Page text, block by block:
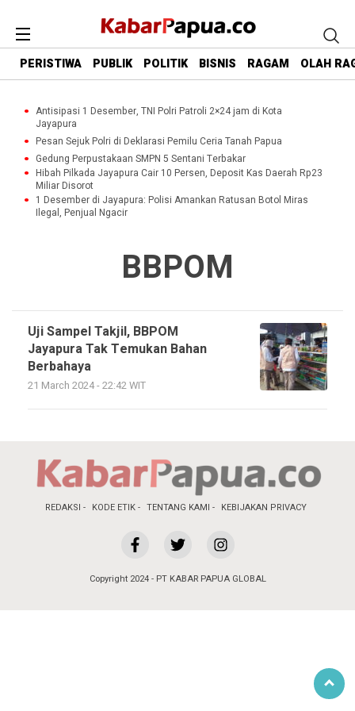
PERISTIWA PUBLIK POLITIK BISNIS RAGAM OLAH
Antisipasi 1 Desember, TNI Polri Patroli 2×24 jam di Kota
Jayapura
Pesan Sejuk Polri di Deklarasi Pemilu Ceria Tanah Papua
Gedung Perpustakaan SMPN 5 Sentani Terbakar
Hibah Pilkada Jayapura Cair 10 Persen, Deposit Kas Daerah Rp23
Miliar Disorot
1 Desember di Jayapura: Polisi Amankan Ratusan Botol Miras
Ilegal, Penjual Ngacir
BBPOM
Uji Sampel Takjil, BBPOM
Jayapura Tak Temukan Bahan
Berbahaya
21 March 2024 - 22:42 WIT
REDAKSI KODE ETIK TENTANG KAMI KEBIJAKAN PRIVACY
Copyright 2024 - PT KABAR PAPUA GLOBAL